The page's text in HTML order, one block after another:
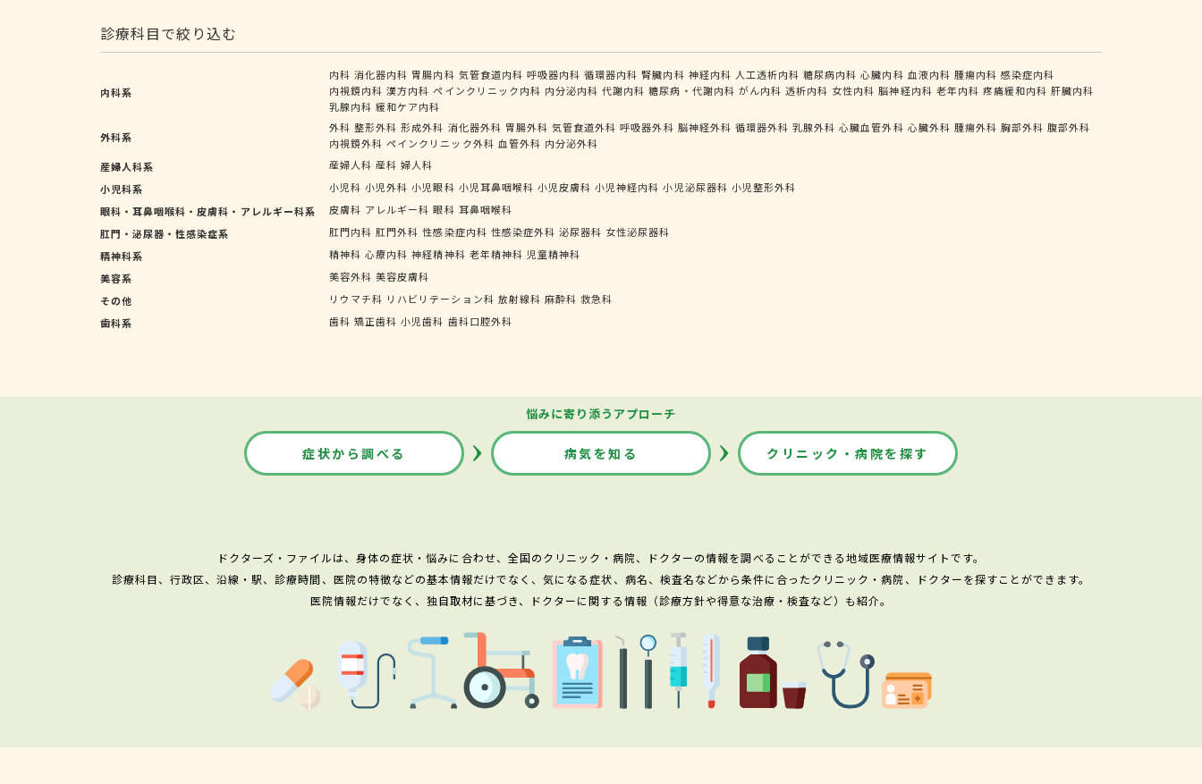
診療科目で絞り込む
内科系
内科 消化器内科 胃腸内科 気管食道内科 呼吸器内科 循環器内科 腎臓内科 神経内科 人工透析内科 糖尿病内科 心臓内科 血液内科 腫瘍内科 感染症内科
内視鏡内科 漢方内科 ペインクリニック内科 内分泌内科 代謝内科 糖尿病・代謝内科 がん内科 透析内科 女性内科 脳神経内科 老年内科 疼痛緩和内科 肝臓内科
乳腺内科 緩和ケア内科
外科系
外科 整形外科 形成外科 消化器外科 胃腸外科 気管食道外科 呼吸器外科 脳神経外科 循環器外科 乳腺外科 心臓血管外科 心臓外科 腫瘍外科 胸部外科 腹部外科
内視鏡外科 ペインクリニック外科 血管外科 内分泌外科
産婦人科系
産婦人科 産科 婦人科
小児科系
小児科 小児外科 小児眼科 小児耳鼻咽喉科 小児皮膚科 小児神経内科 小児泌尿器科 小児整形外科
眼科・耳鼻咽喉科・皮膚科・アレルギー科系
皮膚科 アレルギー科 眼科 耳鼻咽喉科
肛門・泌尿器・性感染症系
肛門内科 肛門外科 性感染症内科 性感染症外科 泌尿器科 女性泌尿器科
精神科系
精神科 心療内科 神経精神科 老年精神科 児童精神科
美容系
美容外科 美容皮膚科
その他
リウマチ科 リハビリテーション科 放射線科 麻酔科 救急科
歯科系
歯科 矯正歯科 小児歯科 歯科口腔外科
悩みに寄り添うアプローチ
症状から調べる 病気を知る クリニック・病院を探す
ドクターズ・ファイルは、身体の症状・悩みに合わせ、全国のクリニック・病院、ドクターの情報を調べることができる地域医療情報サイトです。
診療科目、行政区、沿線・駅、診療時間、医院の特徴などの基本情報だけでなく、気になる症状、病名、検査名などから条件に合ったクリニック・病院、ドクターを探すことができます。
医院情報だけでなく、独自取材に基づき、ドクターに関する情報（診療方針や得意な治療・検査など）も紹介。